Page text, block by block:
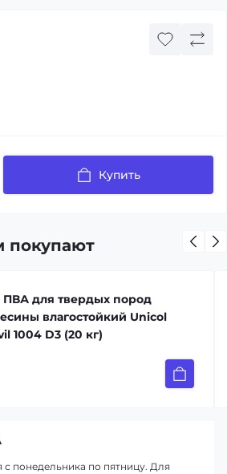
Купить
покупают
ПВА для твердых пород
влагостойкий Unicol
1004 D3 (20 кг)
с понедельника по пятницу. Для